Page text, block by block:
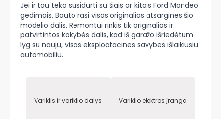
Jei ir tau teko susidurti su šiais ar kitais Ford Mondeo
gedimais, Bauto rasi visas originalias atsargines šio
modelio dalis. Remontui rinkis tik originalias ir
patvirtintos kokybės dalis, kad iš garažo išriedėtum
lyg su nauju, visas eksploatacines savybes išlaikiusiu
automobiliu.
Variklis ir variklio dalys Variklio elektros įranga